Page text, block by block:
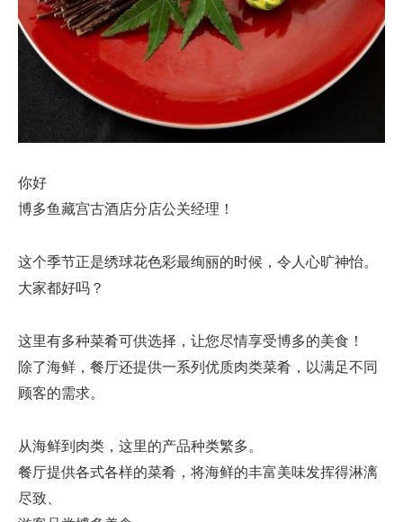
你好
博多鱼藏宫古酒店分店公关经理！
这个季节正是绣球花色彩最绚丽的时候，令人心旷神怡。
大家都好吗？
这里有多种菜肴可供选择，让您尽情享受博多的美食！
除了海鲜，餐厅还提供一系列优质肉类菜肴，以满足不同
顾客的需求。
从海鲜到肉类，这里的产品种类繁多。
餐厅提供各式各样的菜肴，将海鲜的丰富美味发挥得淋漓
尽致、